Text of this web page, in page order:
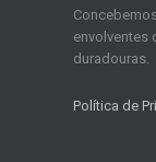
envolventes
duradouras.
Política de